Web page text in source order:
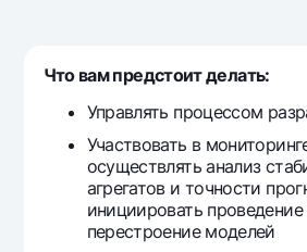
Dlya vseh USD
Gold deposit
Gold Bullion by NBU
Silver deposit
Visa
Salary
Garmin pay
Promotions
Mobile application Milliy
FAQ
Что вам предстоит делать:
Управлять процессом
Участвовать в
осуществлять анализ
агрегатов и точности
инициировать
перестроение моделей